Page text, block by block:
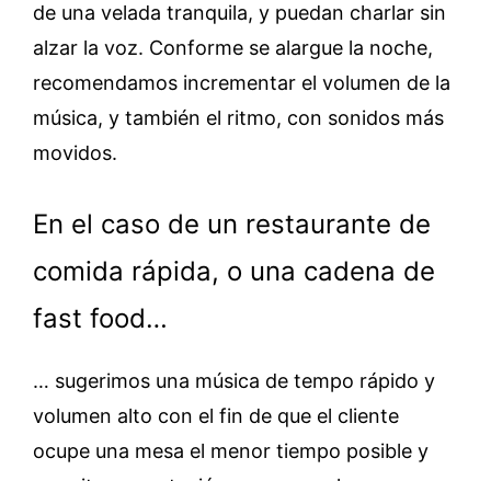
de una velada tranquila, y puedan charlar sin
alzar la voz. Conforme se alargue la noche,
recomendamos incrementar el volumen de la
música, y también el ritmo, con sonidos más
movidos.
En el caso de un restaurante de
comida rápida, o una cadena de
fast food…
… sugerimos una música de tempo rápido y
volumen alto con el fin de que el cliente
ocupe una mesa el menor tiempo posible y